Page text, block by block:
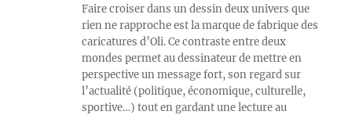
Faire croiser dans un dessin deux univers que
rien ne rapproche est la marque de fabrique des
caricatures d’Oli. Ce contraste entre deux
mondes permet au dessinateur de mettre en
perspective un message fort, son regard sur
l’actualité (politique, économique, culturelle,
sportive…) tout en gardant une lecture au